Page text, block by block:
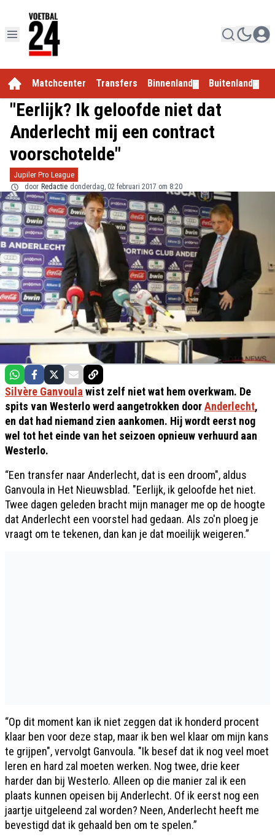
Matchcenter Transfers Binnenland Buitenland
"Eerlijk? Ik geloofde niet dat
Anderlecht mij een contract
voorschotelde"
Jupiler Pro League
door Redactie donderdag, 02 februari 2017 om 8:20
Silvère Ganvoula wist zelf niet wat hem overkwam. De
spits van Westerlo werd aangetrokken doorAnderlecht,
en dat had niemand zien aankomen. Hij wordt eerst nog
wel tot het einde van het seizoen opnieuw verhuurd aan
Westerlo.
“Een transfer naar Anderlecht, dat is een droom", aldus
Ganvoula in Het Nieuwsblad. "Eerlijk, ik geloofde het niet.
Twee dagen geleden bracht mijn manager me op de hoogte
dat Anderlecht een voorstel had gedaan. Als zo'n ploeg je
vraagt om te tekenen, dan kan je dat moeilijk weigeren.”
“Op dit moment kan ik niet zeggen dat ik honderd procent
klaar ben voor deze stap, maar ik ben wel klaar om mijn kans
te grijpen", vervolgt Ganvoula. "Ik besef dat ik nog veel moet
leren en hard zal moeten werken. Nog twee, drie keer
harder dan bij Westerlo. Alleen op die manier zal ik een
plaats kunnen opeisen bij Anderlecht. Of ik eerst nog een
jaartje uitgeleend zal worden? Neen, Anderlecht heeft me
bevestigd dat ik gehaald ben om te spelen.”